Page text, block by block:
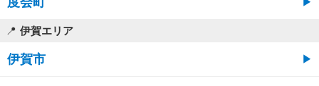
伊賀エリア
伊賀市